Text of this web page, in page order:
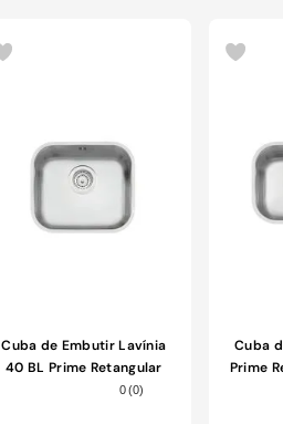
Cuba de Embutir Lavínia
40 BL Prime Retangular
Aço Inox Acetinado Prata
0(0)
Cuba
Prime